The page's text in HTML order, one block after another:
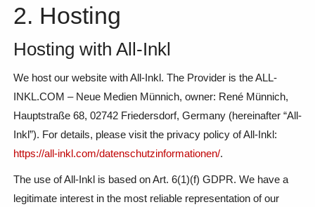
2. Hosting
Hosting with All-Inkl
We host our website with All-Inkl. The Provider is the ALL-
INKL.COM – Neue Medien Münnich, owner: René Münnich,
Hauptstraße 68, 02742 Friedersdorf, Germany (hereinafter “All-
Inkl”). For details, please visit the privacy policy of All-Inkl:
https://all-inkl.com/datenschutzinformationen/.
The use of All-Inkl is based on Art. 6(1)(f) GDPR. We have a
legitimate interest in the most reliable representation of our